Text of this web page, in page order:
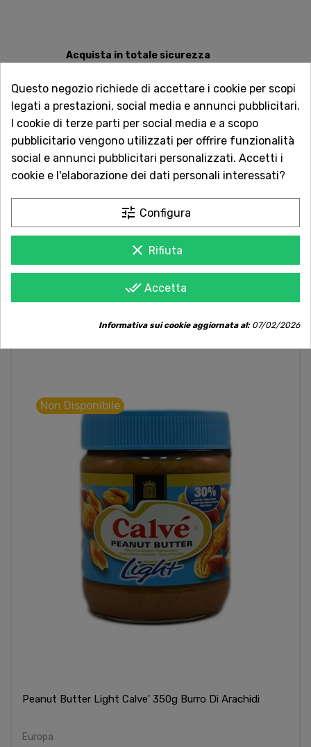
Acquista in totale sicurezza
1.000 recensioni dei nostri clienti.
Spedizioni rapide
Consegna in tutta Italia in 5 giorni
dall'ordine
Contattaci online oppure chiama per
qualsiasi informazione.
POTREBBE PIACERTI ANCHE
Peanut Butter Light Calve' 350g Burro Di Arachidi
Europa
Non Disponibile
Questo negozio richiede di accettare i cookie per scopi
legati a prestazioni, social media e annunci pubblicitari.
I cookie di terze parti per social media e a scopo
pubblicitario vengono utilizzati per offrire funzionalità
social e annunci pubblicitari personalizzati. Accetti i
cookie e l'elaborazione dei dati personali interessati?
tune Configura
clear Rifiuta
done_all Accetta
Informativa sui cookie aggiornata al:07/02/2026